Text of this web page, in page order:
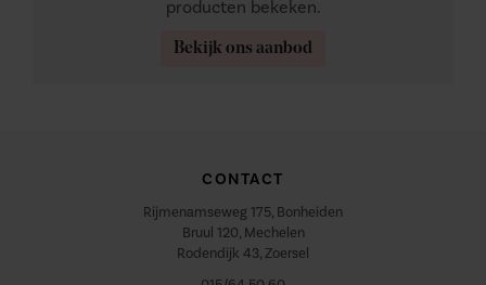
producten bekeken.
Bekijk ons aanbod
CONTACT
Rijmenamseweg 175, Bonheiden
Bruul 120, Mechelen
Rodendijk 43, Zoersel